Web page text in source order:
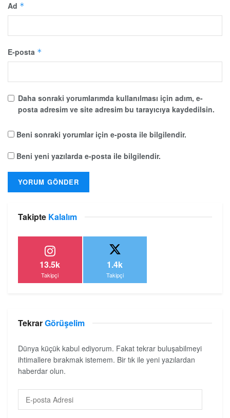
Ad *
E-posta *
Daha sonraki yorumlarımda kullanılması için adım, e-
posta adresim ve site adresim bu tarayıcıya kaydedilsin.
Beni sonraki yorumlar için e-posta ile bilgilendir.
Beni yeni yazılarda e-posta ile bilgilendir.
Takipte Kalalım
13.5k
Takipçi
1.4k
Takipçi
TekrarGörüşelim
Dünya küçük kabul ediyorum. Fakat tekrar buluşabilmeyi
ihtimallere bırakmak istemem. Bir tık ile yeni yazılardan
haberdar olun.